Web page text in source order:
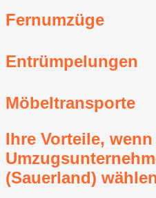
Fernumzüge
Entrümpelungen
Möbeltransporte
Ihre Vorteile,
(Sauerland)